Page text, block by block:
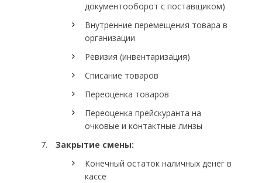
документооборот с поставщиком)
Внутренние перемещения товара в
организации
Ревизия (инвентаризация)
Списание товаров
Переоценка товаров
Переоценка прейскуранта на
очковые и контактные линзы
Закрытие смены:
Конечный остаток наличных денег в
кассе